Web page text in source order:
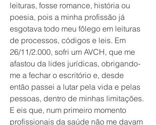
leituras, fosse romance, história ou
poesia, pois a minha profissão já
esgotava todo meu fôlego em leituras
de processos, códigos e leis. Em
26/11/2.000, sofri um AVCH, que me
afastou da lides jurídicas, obrigando-
me a fechar o escritório e, desde
então passei a lutar pela vida e pelas
pessoas, dentro de minhas limitações.
E eis que, num primeiro momento
profissionais da saúde não me davam